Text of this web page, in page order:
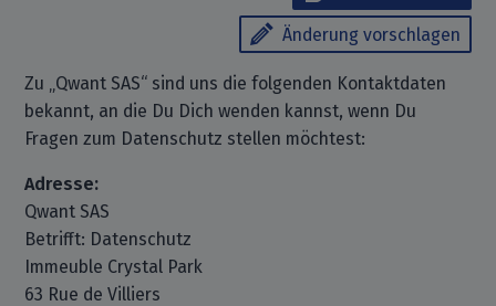
Änderung vorschlagen
Zu „Qwant SAS“ sind uns die folgenden Kontaktdaten
bekannt, an die Du Dich wenden kannst, wenn Du
Fragen zum Datenschutz stellen möchtest:
Adresse:
Qwant SAS
Betrifft: Datenschutz
Immeuble Crystal Park
63 Rue de Villiers